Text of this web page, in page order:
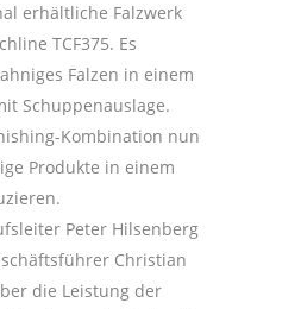
erhältliche Falzwerk
TCF375. Es
Falzen in einem
Schuppenauslage.
Kombination nun
Produkte in einem
Peter Hilsenberg
Christian
die Leistung der